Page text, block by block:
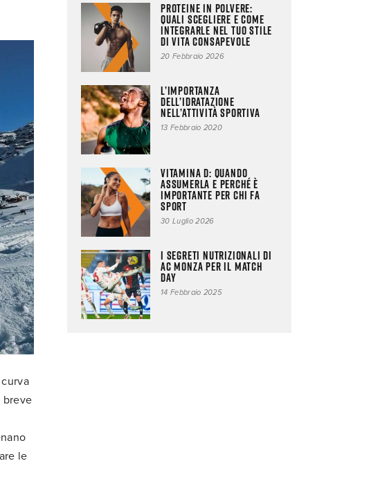
breve
le
Proteine in polvere:
quali scegliere e come
integrarle nel tuo stile
di vita consapevole
20 Febbraio 2026
L’importanza
dell’idratazione
nell’attività sportiva
13 Febbraio 2020
Vitamina D: quando
assumerla e perché è
importante per chi fa
sport
30 Luglio 2026
I segreti nutrizionali di
AC Monza per il match
day
14 Febbraio 2025